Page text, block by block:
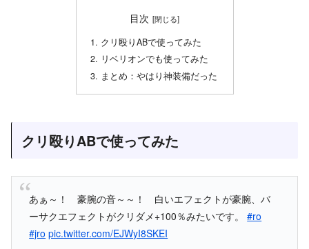
目次
クリ殴りABで使ってみた
リベリオンでも使ってみた
まとめ：やはり神装備だった
クリ殴りABで使ってみた
あぁ～！ 豪腕の音～～！ 白いエフェクトが豪腕、バ
ーサクエフェクトがクリダメ+100％みたいです。#ro
#jro pic.twitter.com/EJWyI8SKEI